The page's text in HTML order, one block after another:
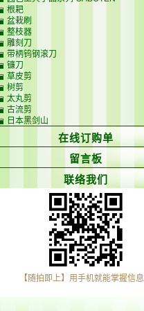
根耙
盆栽刷
整枝器
雕刻刀
带柄钨钢滚刀
镰刀
草皮剪
树剪
太丸剪
古流剪
日本黑剑山
在线订购单
留言板
联络我们
【随拍即上】用手机就能掌握信